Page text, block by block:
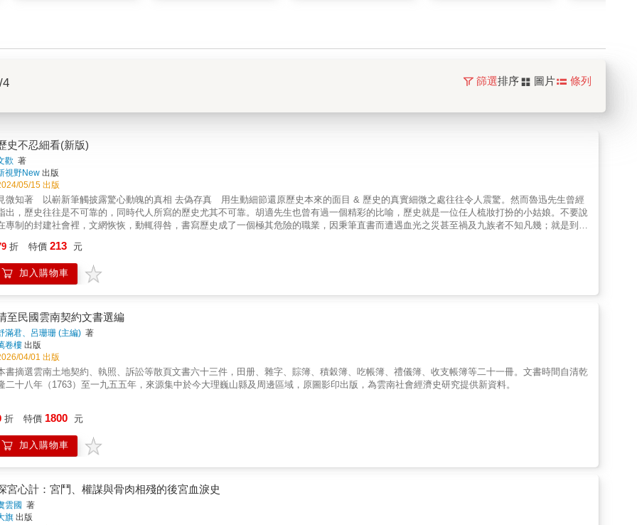
4 篩選排序 圖片 條列
史不忍細看(新版)
歡 著
視野New 出版
05/15 出版
微知著 以嶄新筆觸披露驚心動魄的真相 去偽存真 用生動細節還原歷史本來的面目 & 歷史的真實細微之處往往令人震驚。然而魯迅先生曾經
出，歷史往往是不可靠的，同時代人所寫的歷史尤其不可靠。胡適先生也曾有過一個精彩的比喻，歷史就是一位任人梳妝打扮的小姑娘。不要說
專制的封建社會裡，文網恢恢，動輒得咎，書寫歷史成了一個極其危險的職業，因秉筆直書而遭遇血光之災甚至禍及九族者不知凡幾；就是到了
別真實的和虛構的、確定的和不確定的，以及可疑的和不能接受的。這就要求，史家須摒棄功利，獨立思考，嚴肅認真，不斷地對歷史進行追
。把那些或者是因為利誘和威脅，或者是出於某種政治需要，或者是因為偏見，或者是因為個人的感情和愛憎，或者是我們所無法知道的原因，
背離了真實的歷史，一點一滴、持之以恆地去偽存真，恢復其本來面目，從而使歷史成為時代的見證、真理的火炬、記憶的生命、生活的老師和
史學家的勇氣和責任感，需要探索，需要發現。值得慶倖的是，近些年來，一些史家和歷史事件的知情者、親歷者，孜孜以求，以史實為依據，
跡尋蹤，見微知著，決不妄加穿鑿，挖掘史料中的深層內涵，探尋歷史的本相、本質和發展規律，實事求是地評價人物的是非功過和歷史作用，
現了歷史學家的史膽、史識和史德。筆者有感於此，把近年來發表的有新意且有價值的文章，略作分類，編就此書。 這些文章，有些是歷史事
知情者、親歷者的回憶，把僵硬的歷史還原為一個活生生的生命，變得有血有肉，呼之欲出；有些是把被有意回避或語焉不詳的歷史，經過作者
調查和探索，使其重見天日並予以合適的評價；有些是根據逐漸解密的檔案或史料，把塵封多年因而被長期誤讀的歷史賦予嶄新的生命和意義；
些是對歷史上某些事件、人物的說法、評價甚至是「定論」，根據作者的研究和發現，建構起迥異以往的命題和意蘊；有些則是將被歪曲、篡改
至顛倒的歷史，還其本來面目或重新顛倒過來。 & 本書所收入的文章思想開放，無論是觀點還是材料，都有很多新鮮感，那種陳陳相因的陳詞
和專家們閱讀本書會受到領悟、啟發甚至震動，但本書主要還是以大眾為閱讀對象。對那些「純學術」的鴻篇巨制，敬謝不敏。眼睛向下，拒絕
追求。 & 應說明的是，本書分類完全是為閱讀方便，多數文章因意蘊的多元，是難以強作劃分的。人物事件的順序基本上按時代先後編排，個
長文做了一些刪節。書中所收文章大都是「一家之言」，不能完全代表編者出版者的觀點，敬請讀者明鑑。 &
折 特價 213 元
加入購物車
至民國雲南契約文書選編
滿君、呂珊珊 (主編) 著
卷樓 出版
04/01 出版
書摘選雲南土地契約、執照、訴訟等散頁文書六十三件，田册、雜字、賩簿、積穀簿、吃帳簿、禮儀簿、收支帳簿等二十一冊。文書時間自清乾
二十八年（1763）至一九五五年，來源集中於今大理巍山縣及周邊區域，原圖影印出版，為雲南社會經濟史研究提供新資料。
折 特價 1800 元
加入購物車
宮心計：宮鬥、權謀與骨肉相殘的後宮血淚史
雲國 著
旗 出版